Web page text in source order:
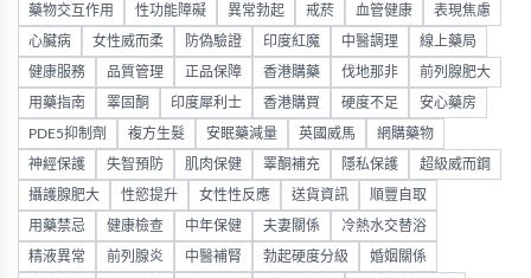
藥物交互作用 性功能障礙 異常勃起 戒菸 血管健康 表現焦慮
心臟病 女性威而柔 防偽驗證 印度紅魔 中醫調理 線上藥局
健康服務 品質管理 正品保障 香港購藥 伐地那非 前列腺肥大
用藥指南 睪固酮 印度犀利士 香港購買 硬度不足 安心藥房
PDE5抑制劑 複方生髮 安眠藥減量 英國威馬 網購藥物
神經保護 失智預防 肌肉保健 睪酮補充 隱私保護 超級威而鋼
攝護腺肥大 性慾提升 女性性反應 送貨資訊 順豐自取
用藥禁忌 健康檢查 中年保健 夫妻關係 冷熱水交替浴
精液異常 前列腺炎 中醫補腎 勃起硬度分級 婚姻關係